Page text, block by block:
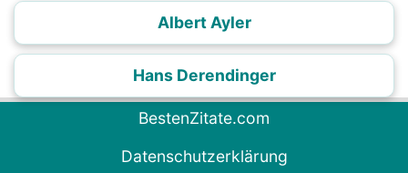
Albert Ayler
Hans Derendinger
BestenZitate.com
Datenschutzerklärung